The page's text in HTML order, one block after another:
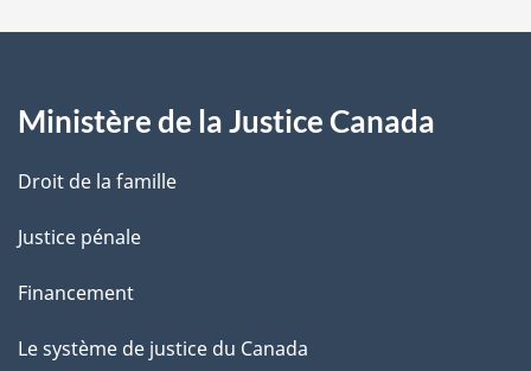
a
e
Ministère de la Justice Canada
Droit de la famille
Justice pénale
Financement
Le système de justice du Canada